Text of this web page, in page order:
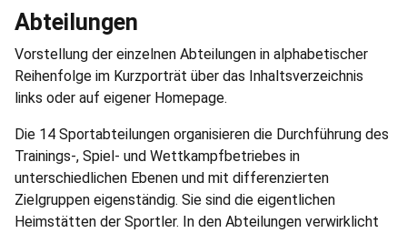
Abteilungen
Vorstellung der einzelnen Abteilungen in alphabetischer
Reihenfolge im Kurzporträt über das Inhaltsverzeichnis
links oder auf eigener Homepage.
Die 14 Sportabteilungen organisieren die Durchführung des
Trainings-, Spiel- und Wettkampfbetriebes in
unterschiedlichen Ebenen und mit differenzierten
Zielgruppen eigenständig. Sie sind die eigentlichen
Heimstätten der Sportler. In den Abteilungen verwirklicht